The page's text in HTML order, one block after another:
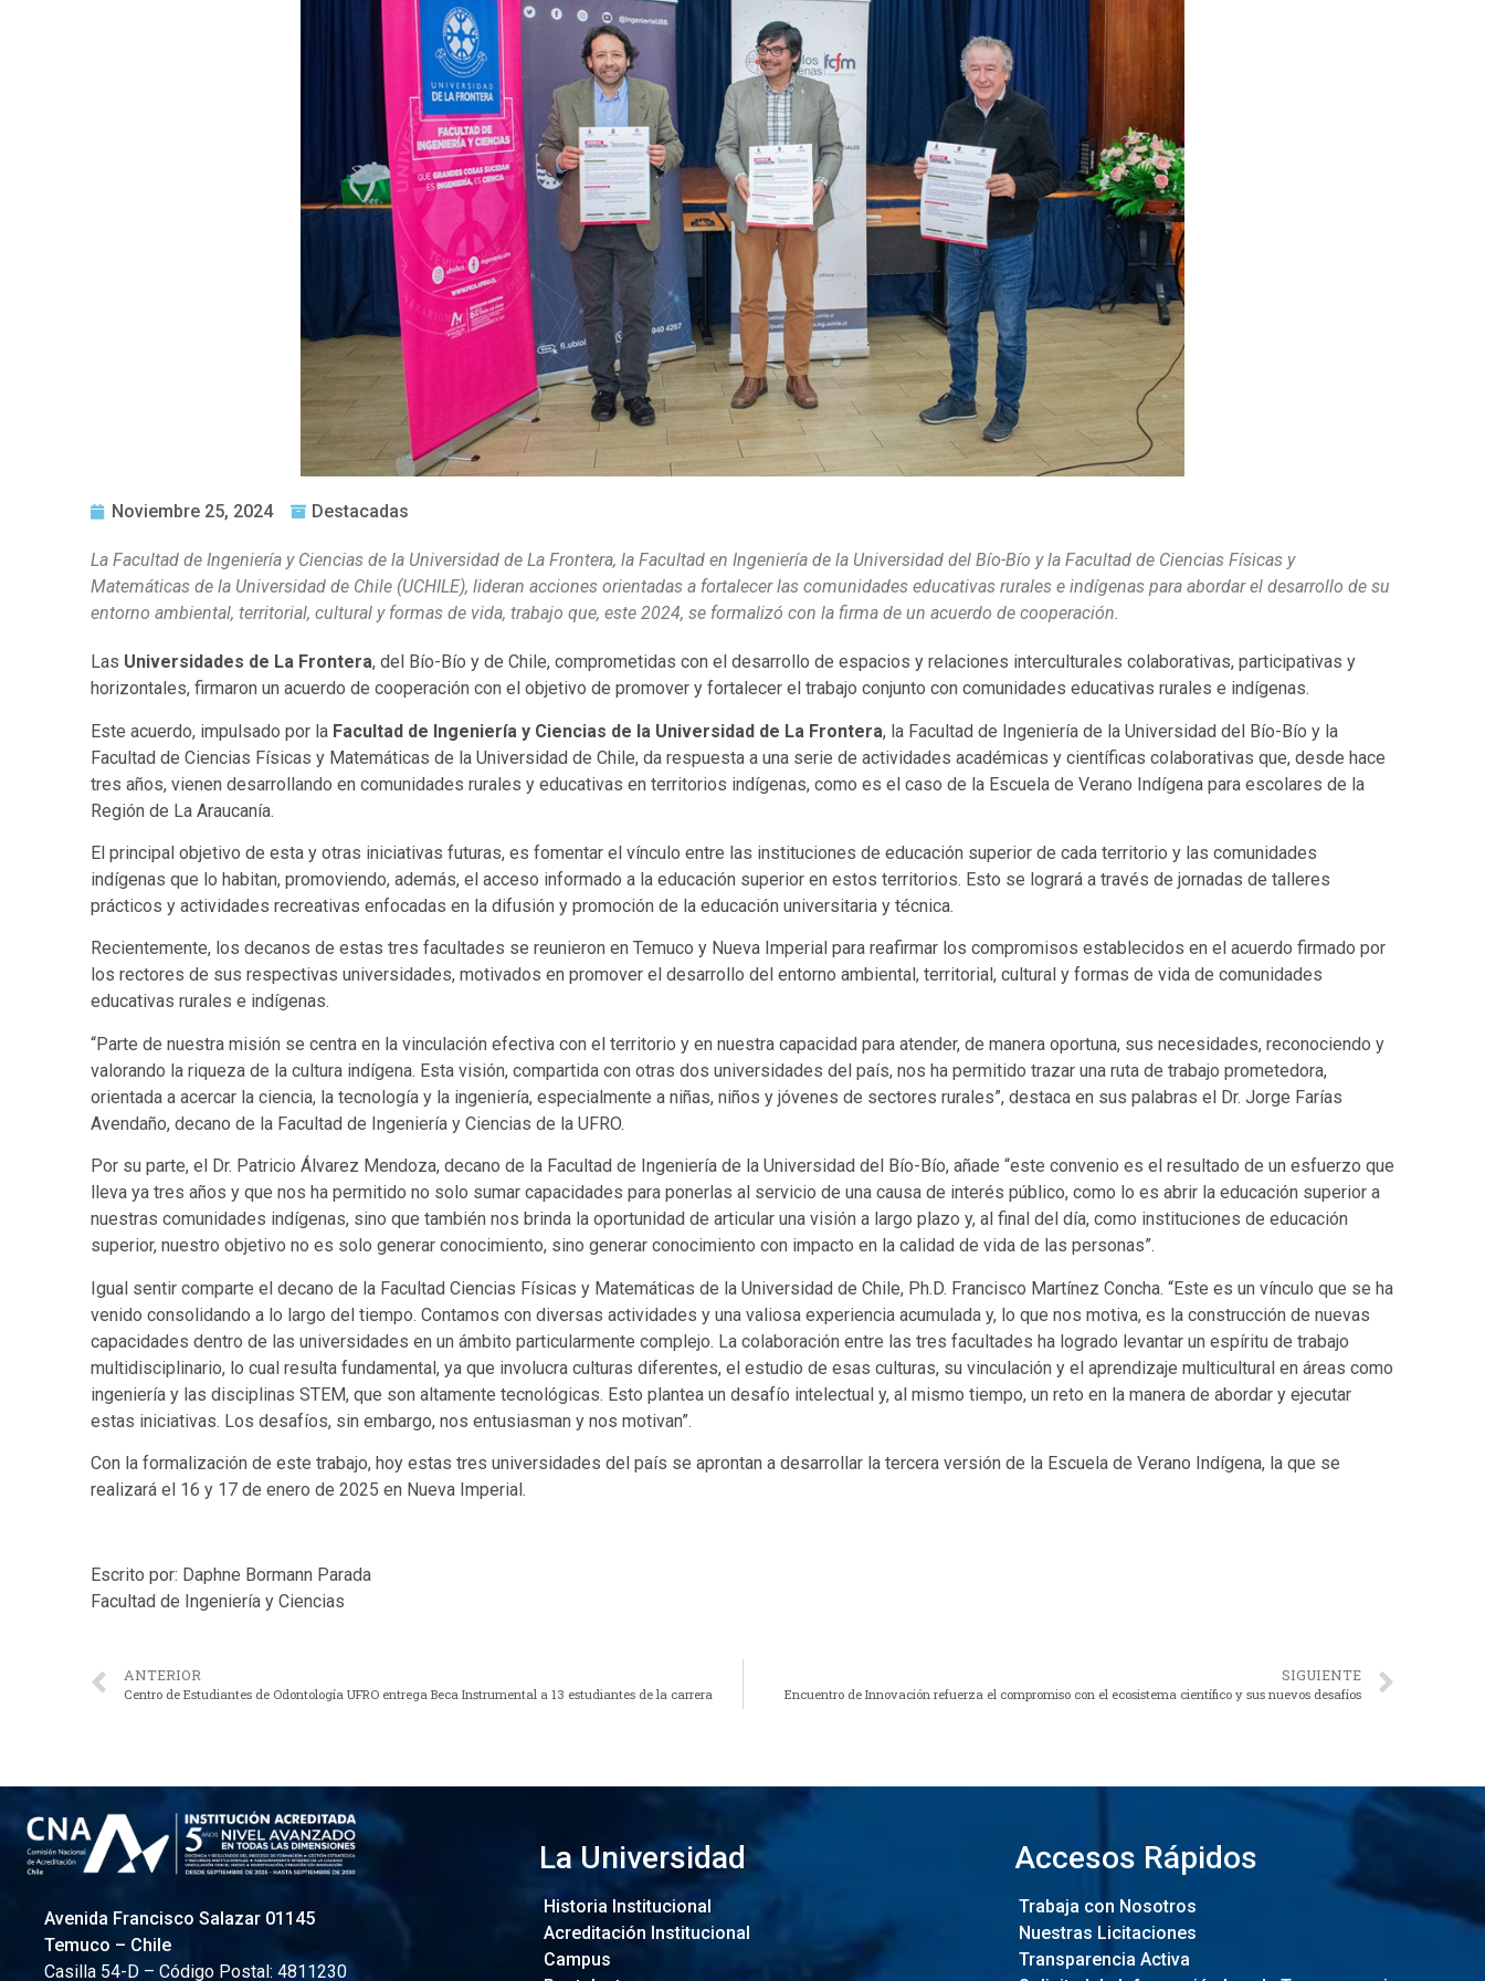
Noviembre 25, 2024 Destacadas
La Facultad de Ingeniería y Ciencias de la Universidad de La Frontera, la Facultad en Ingeniería de la Universidad del Bío-Bío y la Facultad de Ciencias Físicas y
Matemáticas de la Universidad de Chile (UCHILE), lideran acciones orientadas a fortalecer las comunidades educativas rurales e indígenas para abordar el desarrollo de su
entorno ambiental, territorial, cultural y formas de vida, trabajo que, este 2024, se formalizó con la firma de un acuerdo de cooperación.
Las Universidades de La Frontera, del Bío-Bío y de Chile, comprometidas con el desarrollo de espacios y relaciones interculturales colaborativas, participativas y
horizontales, firmaron un acuerdo de cooperación con el objetivo de promover y fortalecer el trabajo conjunto con comunidades educativas rurales e indígenas.
Este acuerdo, impulsado por la Facultad de Ingeniería y Ciencias de la Universidad de La Frontera, la Facultad de Ingeniería de la Universidad del Bío-Bío y la
Facultad de Ciencias Físicas y Matemáticas de la Universidad de Chile, da respuesta a una serie de actividades académicas y científicas colaborativas que, desde hace
tres años, vienen desarrollando en comunidades rurales y educativas en territorios indígenas, como es el caso de la Escuela de Verano Indígena para escolares de la
Región de La Araucanía.
El principal objetivo de esta y otras iniciativas futuras, es fomentar el vínculo entre las instituciones de educación superior de cada territorio y las comunidades
indígenas que lo habitan, promoviendo, además, el acceso informado a la educación superior en estos territorios. Esto se logrará a través de jornadas de talleres
prácticos y actividades recreativas enfocadas en la difusión y promoción de la educación universitaria y técnica.
Recientemente, los decanos de estas tres facultades se reunieron en Temuco y Nueva Imperial para reafirmar los compromisos establecidos en el acuerdo firmado por
los rectores de sus respectivas universidades, motivados en promover el desarrollo del entorno ambiental, territorial, cultural y formas de vida de comunidades
educativas rurales e indígenas.
“Parte de nuestra misión se centra en la vinculación efectiva con el territorio y en nuestra capacidad para atender, de manera oportuna, sus necesidades, reconociendo y
valorando la riqueza de la cultura indígena. Esta visión, compartida con otras dos universidades del país, nos ha permitido trazar una ruta de trabajo prometedora,
orientada a acercar la ciencia, la tecnología y la ingeniería, especialmente a niñas, niños y jóvenes de sectores rurales”, destaca en sus palabras el Dr. Jorge Farías
Avendaño, decano de la Facultad de Ingeniería y Ciencias de la UFRO.
Por su parte, el Dr. Patricio Álvarez Mendoza, decano de la Facultad de Ingeniería de la Universidad del Bío-Bío, añade “este convenio es el resultado de un esfuerzo que
lleva ya tres años y que nos ha permitido no solo sumar capacidades para ponerlas al servicio de una causa de interés público, como lo es abrir la educación superior a
nuestras comunidades indígenas, sino que también nos brinda la oportunidad de articular una visión a largo plazo y, al final del día, como instituciones de educación
superior, nuestro objetivo no es solo generar conocimiento, sino generar conocimiento con impacto en la calidad de vida de las personas”.
Igual sentir comparte el decano de la Facultad Ciencias Físicas y Matemáticas de la Universidad de Chile, Ph.D. Francisco Martínez Concha. “Este es un vínculo que se ha
venido consolidando a lo largo del tiempo. Contamos con diversas actividades y una valiosa experiencia acumulada y, lo que nos motiva, es la construcción de nuevas
capacidades dentro de las universidades en un ámbito particularmente complejo. La colaboración entre las tres facultades ha logrado levantar un espíritu de trabajo
multidisciplinario, lo cual resulta fundamental, ya que involucra culturas diferentes, el estudio de esas culturas, su vinculación y el aprendizaje multicultural en áreas como
ingeniería y las disciplinas STEM, que son altamente tecnológicas. Esto plantea un desafío intelectual y, al mismo tiempo, un reto en la manera de abordar y ejecutar
estas iniciativas. Los desafíos, sin embargo, nos entusiasman y nos motivan”.
Con la formalización de este trabajo, hoy estas tres universidades del país se aprontan a desarrollar la tercera versión de la Escuela de Verano Indígena, la que se
realizará el 16 y 17 de enero de 2025 en Nueva Imperial.
Escrito por: Daphne Bormann Parada
Facultad de Ingeniería y Ciencias
ANTERIOR
Centro de Estudiantes de Odontología UFRO entrega Beca Instrumental a 13 estudiantes de la carrera
SIGUIENTE
Encuentro de Innovación refuerza el compromiso con el ecosistema científico y sus nuevos desafíos
Avenida Francisco Salazar 01145
Temuco – Chile
Casilla 54-D – Código Postal: 4811230
La Universidad
Historia Institucional
Acreditación Institucional
Campus
Accesos Rápidos
Trabaja con Nosotros
Nuestras Licitaciones
Transparencia Activa